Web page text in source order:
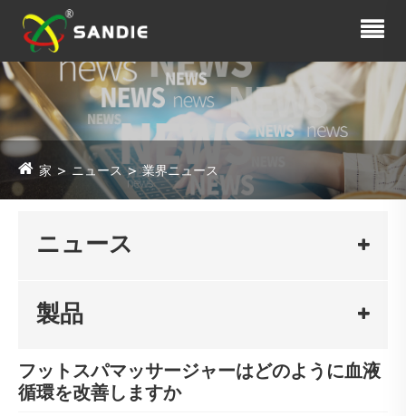
家 ニュース 業界ニュース
ニュース
製品
フットスパマッサージャーはどのように血液
循環を改善しますか